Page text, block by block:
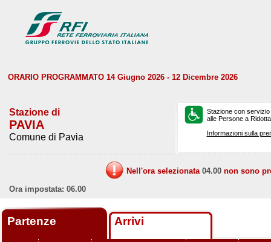
ORARIO PROGRAMMATO 14 Giugno 2026 - 12 Dicembre 2026
Stazione di
PAVIA
Comune di Pavia
Stazione con
alle Persone a
Informazioni sulla
Nell'ora selezionata 04.00 non sono
Ora impostata: 06.00
Partenze Arrivi